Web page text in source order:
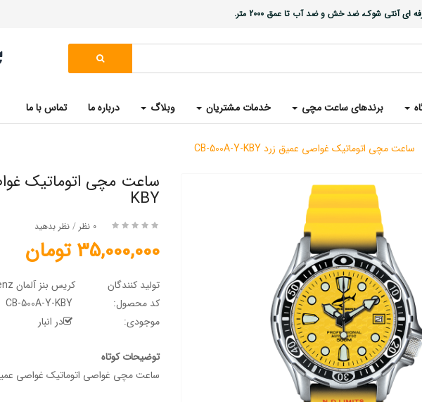
آنتی شوک، ضد خش و ضد آب تا عمق 2000 متر.
برندهای ساعت مچی خدمات مشتریان وبلاگ درباره ما تماس با ما
ساعت مچی اتوماتیک غواصی عمیق زرد CB-500A-Y-KBY
KBY
0 نظر /نظر بدهید
35,000,000 تومان
تولید کنندگان
کریس بنز آلمان Chris Benz
کد محصول:
CB-500A-Y-KBY
موجودی:
در انبار
توضیحات کوتاه
ساعت مچی غواصی اتوماتیک غواصی عمیق زرد